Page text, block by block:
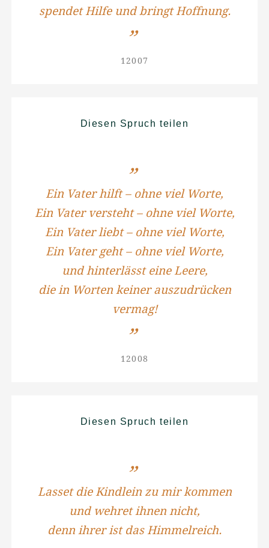
spendet Hilfe und bringt Hoffnung.
12007
Diesen Spruch teilen
Ein Vater hilft – ohne viel Worte,
Ein Vater versteht – ohne viel Worte,
Ein Vater liebt – ohne viel Worte,
Ein Vater geht – ohne viel Worte,
und hinterlässt eine Leere,
die in Worten keiner auszudrücken
vermag!
12008
Diesen Spruch teilen
Lasset die Kindlein zu mir kommen
und wehret ihnen nicht,
denn ihrer ist das Himmelreich.